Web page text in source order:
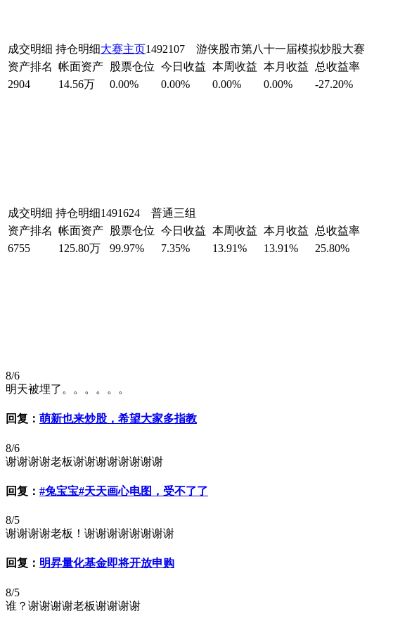
成交明细 持仓明细大赛主页1492107 游侠股市第八十一届模拟炒股大赛
资产排名 帐面资产 股票仓位 今日收益 本周收益 本月收益
总收益率
2904
14.56万 0.00% 0.00% 0.00% 0.00% -27.20%
成交明细 持仓明细1491624 普通三组
资产排名 帐面资产 股票仓位 今日收益 本周收益 本月收益
总收益率
6755
125.80万 99.97% 7.35% 13.91% 13.91% 25.80%
8/6
明天被埋了。。。。。。
回复： 萌新也来炒股，希望大家多指教
8/6
谢谢谢谢老板谢谢谢谢谢谢谢谢
回复： #兔宝宝#天天画心电图，受不了了
8/5
谢谢谢谢老板！谢谢谢谢谢谢谢谢
回复： 明昇量化基金即将开放申购
8/5
谁？谢谢谢谢老板谢谢谢谢